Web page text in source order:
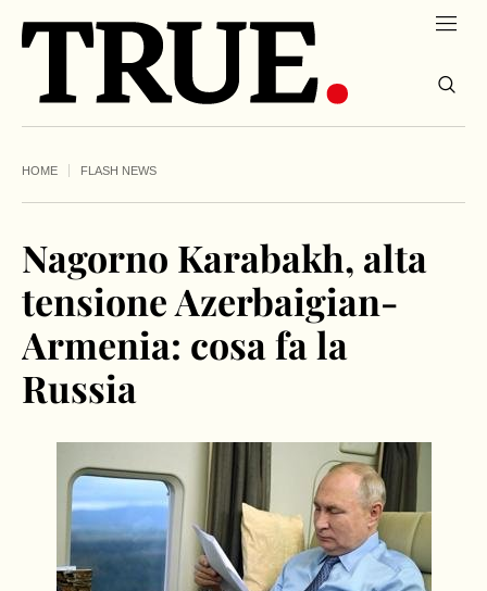
HOME FLASH NEWS
Nagorno Karabakh, alta
tensione Azerbaigian-
Armenia: cosa fa la
Russia